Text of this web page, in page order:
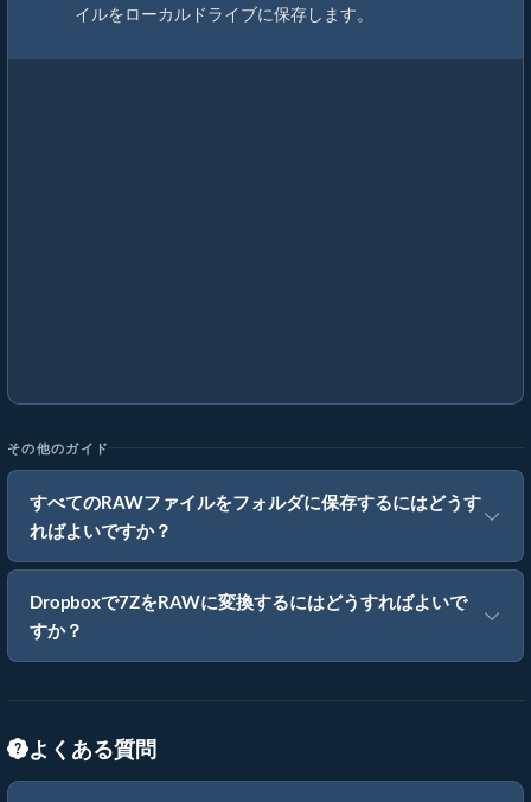
イルをローカルドライブに保存します。
その他のガイド
すべてのRAWファイルをフォルダに保存するにはどうす
ればよいですか？
Dropboxで7ZをRAWに変換するにはどうすればよいで
すか？
よくある質問